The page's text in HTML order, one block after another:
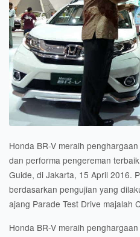
Honda BR-V meraih
dan performa pengereman
Guide, di Jakarta, 15 April 2016.
berdasarkan pengujian yang
ajang Parade Test Drive majalah
Honda BR-V meraih